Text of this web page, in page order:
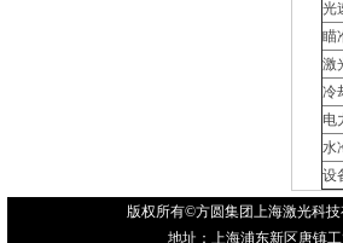
光
瞄
激
冷
电
水
设
版权所有©方圆集团上海激光科
地址：上海浦东新区唐镇工